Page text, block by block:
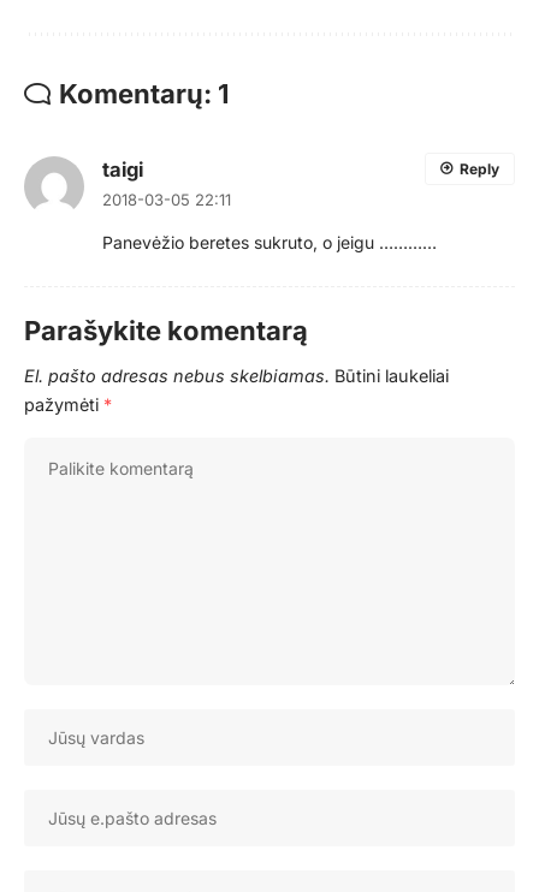
Komentarų: 1
taigi
2018-03-05 22:11
Panevėžio beretes sukruto, o jeigu …………
Reply
Parašykite komentarą
El. pašto adresas nebus skelbiamas. Būtini laukeliai
pažymėti *